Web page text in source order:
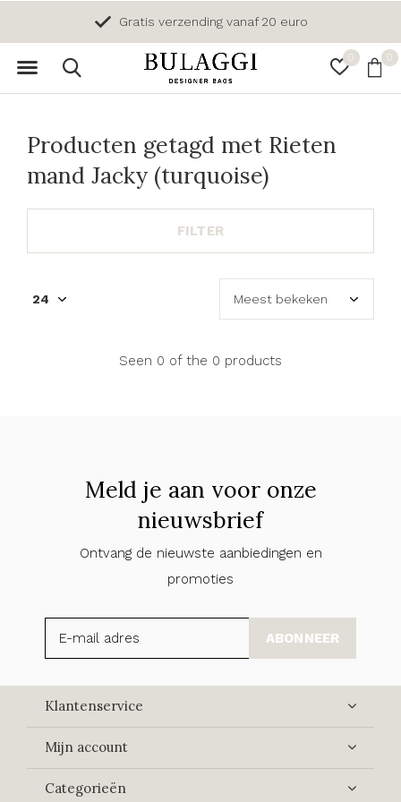
0 0
Gratis verzending vanaf 20 euro
Producten getagd met Rieten
mand Jacky (turquoise)
FILTER
Seen 0 of the 0 products
Meld je aan voor onze
nieuwsbrief
Ontvang de nieuwste aanbiedingen en
promoties
ABONNEER
Klantenservice
Mijn account
Categorieën